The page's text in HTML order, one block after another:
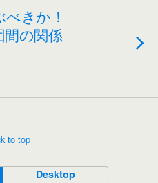
べきか！
間の関係
to top
Desktop